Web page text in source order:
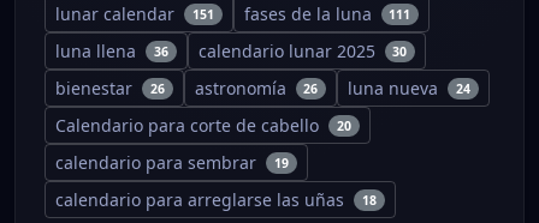
lunar calendar 151 fases de la luna 111
luna llena 36 calendario lunar 2025 30
bienestar 26 astronomía 26 luna nueva 24
Calendario para corte de cabello 20
calendario para sembrar 19
calendario para arreglarse las uñas 18